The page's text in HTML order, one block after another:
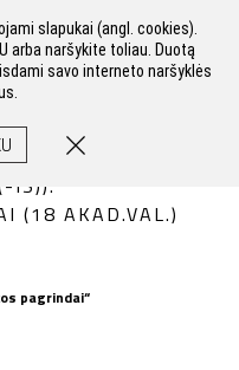
IS)):
(18 AKAD.VAL.)
pagrindai“
slapukai (angl. cookies).
arba naršykite toliau. Duotą
savo interneto naršyklės